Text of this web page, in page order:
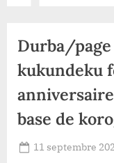
Durba/page
kukundeku
base de
Posted
11 septembre